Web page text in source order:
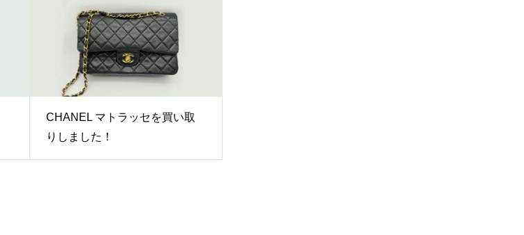
CHANEL マトラッセを買い取
りしました！